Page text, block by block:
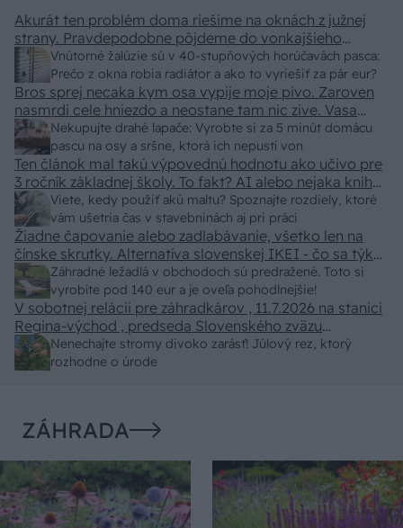
Vnútorné žalúzie sú v 40-stupňových horúčavách pasca:
Prečo z okna robia radiátor a ako to vyriešiť za pár eur?
Akurát ten problém doma riešime na oknách z južnej
strany. Pravdepodobne pôjdeme do vonkajšieho
tienenia na spôsob markízy 250x150cm. Čínsky
predajcovia idú okolo 100 eur kus.
Nekupujte drahé lapače: Vyrobte si za 5 minút domácu
pascu na osy a sršne, ktorá ich nepustí von
Bros sprej necaka kym osa vypije moje pivo. Zaroven
nasmrdi cele hniezdo a neostane tam nic zive. Vasa
pasca naucinke moc efektivne. Skor pritiahne slimaky
Viete, kedy použiť akú maltu? Spoznajte rozdiely, ktoré
vám ušetria čas v stavebninách aj pri práci
Ten článok mal takú výpovednú hodnotu ako učivo pre
3 ročník základnej školy. To fakt? AI alebo nejaka kniha
z VŠ? Dnešné rychlotvrdnuce malty - pevnosť 40 Mpa a
doba schnutia tak 15 minut , k tomu vodotesné s
kryštálikou. A rozdiel - schnutie a zretie. Nič?
Záhradné ležadlá v obchodoch sú predražené. Toto si
vyrobíte pod 140 eur a je oveľa pohodlnejšie!
Žiadne čapovanie alebo zadlabávanie, všetko len na
čínske skrutky. Alternatíva slovenskej IKEI - čo sa týka
pevnosti. Autor si nedal veľa námahy s remeselným
spracovaním, škoda. No lepšie než ten odpad z DTD
predávaný v Kauflande alebo Lídli.
Nenechajte stromy divoko zarásť! Júlový rez, ktorý
rozhodne o úrode
V sobotnej relácii pre záhradkárov , 11.7.2026 na stanici
Regina-východ , predseda Slovenského zväzu
záhradkárov pán Jakubech tvrdil, že to, že vlky sú
neproduktívne , nie je pravda. Aj vlky je možné použiť
ZÁHRADA